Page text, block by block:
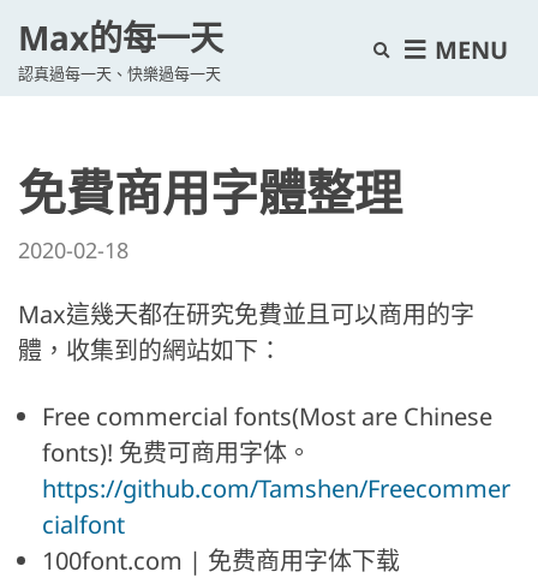
Max的每一天
認真過每一天、快樂過每一天
E
n
d
a
h
f
r
MENU
免費商用字體整理
2020-02-18
Max這幾天都在研究免費並且可以商用的字
體，收集到的網站如下：
Free commercial fonts(Most are Chinese
fonts)! 免费可商用字体。
https://github.com/Tamshen/Freecommer
cialfont
100font.com | 免费商用字体下载